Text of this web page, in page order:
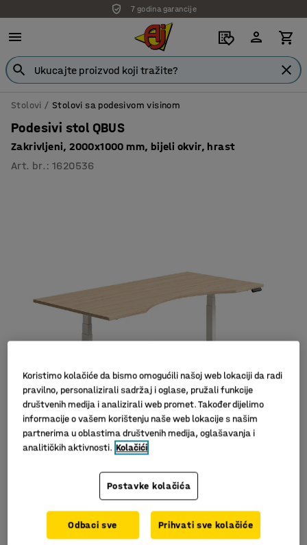
7 godina garancije
Stolovi Stolovi sa podesivom visinom
Podesivi stol QBUS
Zakrivljeni, 2000x1000 mm, bijeli okvir, hrast
Art. br. :1620536
Funkcija memorije za tri visine
Koristimo kolačiće da bismo omogućili našoj web lokaciji da radi
pravilno, personalizirali sadržaj i oglase, pružali funkcije
društvenih medija i analizirali web promet. Također dijelimo
informacije o vašem korištenju naše web lokacije s našim
partnerima u oblastima društvenih medija, oglašavanja i
analitičkih aktivnosti. Kolačići
Postavke kolačića
Odbaci sve Prihvati sve kolačiće